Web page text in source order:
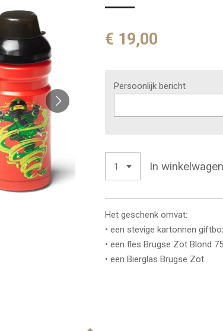
€ 19,00
Persoonlijk bericht
In winkelwagen
Het geschenk omvat:
• een stevige kartonnen
• een fles Brugse Zot Blond
• een Bierglas Brugse Zot